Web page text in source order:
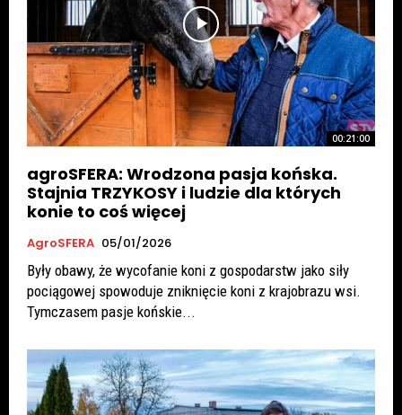
00:21:00
agroSFERA: Wrodzona pasja końska.
Stajnia TRZYKOSY i ludzie dla których
konie to coś więcej
AgroSFERA 05/01/2026
Były obawy, że wycofanie koni z gospodarstw jako siły
pociągowej spowoduje zniknięcie koni z krajobrazu wsi.
Tymczasem pasje końskie...